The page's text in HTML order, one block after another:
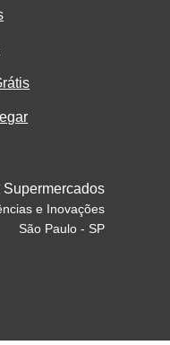
Supermercados
e Inovações
São Paulo - SP